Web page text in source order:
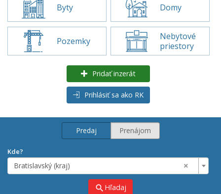
Byty Domy
Pozemky
Nebytové
priestory
Pridať inzerát
Prihlásiť sa ako RK
Predaj Prenájom
Kde?
×
Bratislavský (kraj)
search Hľadaj